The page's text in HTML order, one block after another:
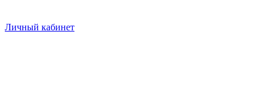
Личный кабинет